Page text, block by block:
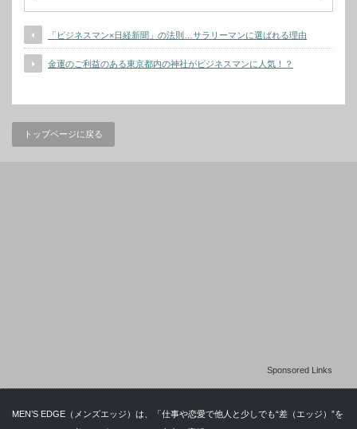
「ビジネスマン×日経新聞」の法則…サラリーマンに選ばれる理由
金運のご利益のある東京都内の神社がビジネスマンに人気！？
トップページに戻る
Sponsored Links
MEN’S EDGE（メンズエッジ）は、「仕事や恋愛で他人と少しでも“差（エッジ）”を